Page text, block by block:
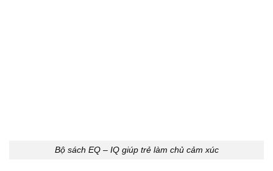
Bộ sách EQ – IQ giúp trẻ làm chủ cảm xúc